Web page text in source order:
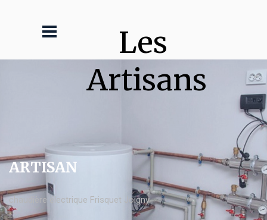
Les
Artisans
ARTISAN
chaudière électrique Frisquet Joigny